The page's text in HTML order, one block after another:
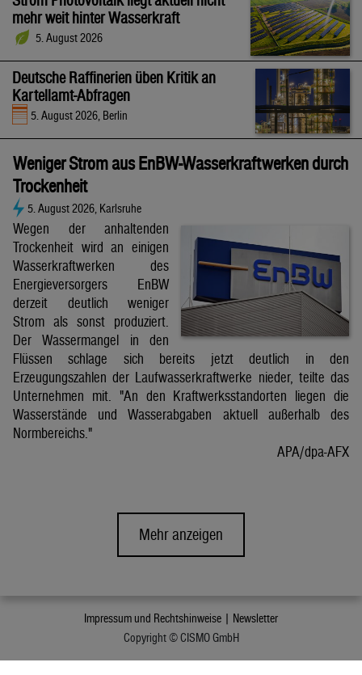
mehr weit hinter Wasserkraft
5. August 2026
Deutsche Raffinerien üben Kritik an
Kartellamt-Abfragen
5. August 2026, Berlin
Weniger Strom aus EnBW-Wasserkraftwerken durch
Trockenheit
5. August 2026, Karlsruhe
Wegen der anhaltenden
Trockenheit wird an einigen
Wasserkraftwerken des
Energieversorgers EnBW
derzeit deutlich weniger
Strom als sonst produziert.
Der Wassermangel in den
Flüssen schlage sich bereits jetzt deutlich in den
Erzeugungszahlen der Laufwasserkraftwerke nieder, teilte das
Unternehmen mit. "An den Kraftwerksstandorten liegen die
Wasserstände und Wasserabgaben aktuell außerhalb des
Normbereichs."
APA/dpa-AFX
Mehr anzeigen
Impressum und Rechtshinweise | Newsletter
Copyright © CISMO GmbH